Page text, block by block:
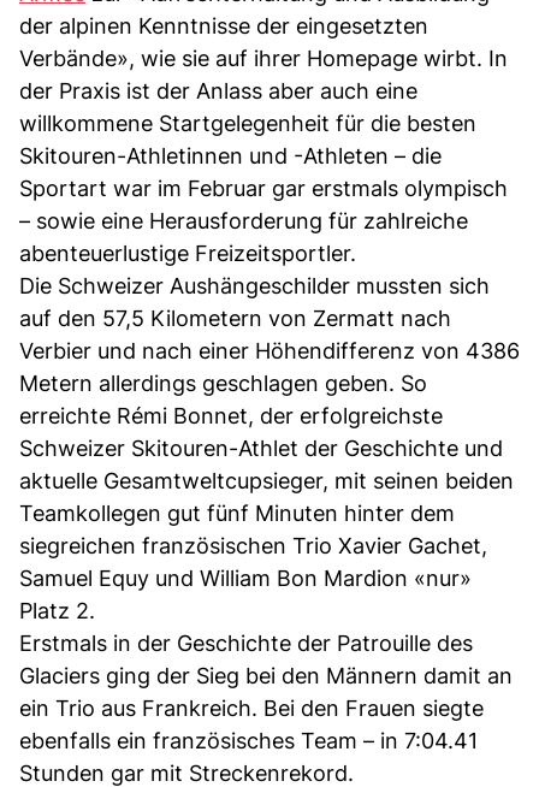
der alpinen Kenntnisse der eingesetzten
Verbände», wie sie auf ihrer Homepage wirbt. In
der Praxis ist der Anlass aber auch eine
willkommene Startgelegenheit für die besten
Skitouren-Athletinnen und -Athleten – die
Sportart war im Februar gar erstmals olympisch
– sowie eine Herausforderung für zahlreiche
abenteuerlustige Freizeitsportler.
Die Schweizer Aushängeschilder mussten sich
auf den 57,5 Kilometern von Zermatt nach
Verbier und nach einer Höhendifferenz von 4386
Metern allerdings geschlagen geben. So
erreichte Rémi Bonnet, der erfolgreichste
Schweizer Skitouren-Athlet der Geschichte und
aktuelle Gesamtweltcupsieger, mit seinen beiden
Teamkollegen gut fünf Minuten hinter dem
siegreichen französischen Trio Xavier Gachet,
Samuel Equy und William Bon Mardion «nur»
Platz 2.
Erstmals in der Geschichte der Patrouille des
Glaciers ging der Sieg bei den Männern damit an
ein Trio aus Frankreich. Bei den Frauen siegte
ebenfalls ein französisches Team – in 7:04.41
Stunden gar mit Streckenrekord.